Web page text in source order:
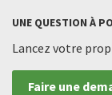
UNE QUESTION À
Lancez votre
Faire une